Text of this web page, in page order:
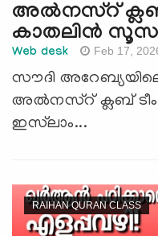
അല്‍നസ്റ് ക്ലബ്
കാതലിന്‍ സൂസ
Web desk Feb 17,
സൗദി
അല്‍നസ്റ് ക്ലബ്
ഇസ്‍ലാം...
RAIHAN QURAN CLASS